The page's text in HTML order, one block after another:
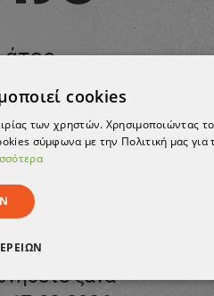
cookies
των χρηστών. Χρησιμοποιώντας
σύμφωνα με την Πολιτική μας για
ΛΕΙΤΟΥΡΓΙΚΌΤΗΤΑΣ